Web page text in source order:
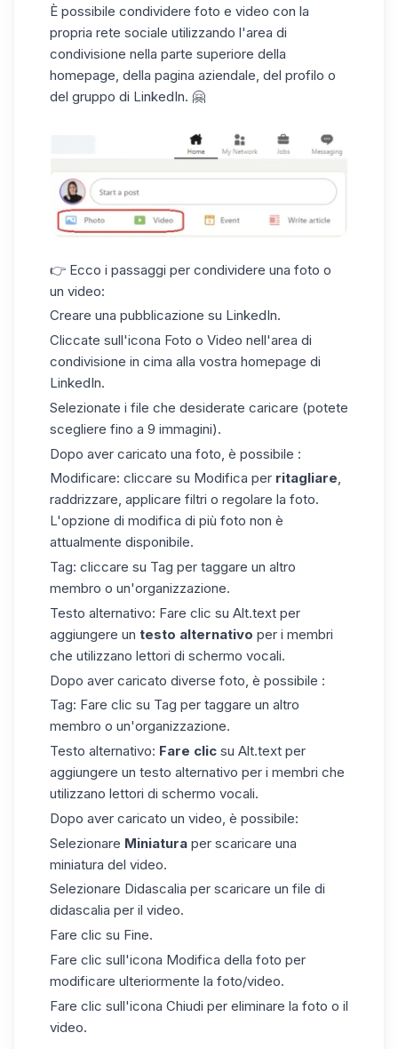
È possibile condividere foto e video con la
propria rete sociale utilizzando l'area di
condivisione nella parte superiore della
homepage, della pagina aziendale, del profilo o
del gruppo di LinkedIn. 🤗
👉 Ecco i passaggi per condividere una foto o
un video:
Creare una pubblicazione su LinkedIn.
Cliccate sull'icona Foto o Video nell'area di
condivisione in cima alla vostra homepage di
LinkedIn.
Selezionate i file che desiderate caricare (potete
scegliere fino a 9 immagini).
Dopo aver caricato una foto, è possibile :
Modificare: cliccare su Modifica per ritagliare,
raddrizzare, applicare filtri o regolare la foto.
L'opzione di modifica di più foto non è
attualmente disponibile.
Tag: cliccare su Tag per taggare un altro
membro o un'organizzazione.
Testo alternativo: Fare clic su Alt.text per
aggiungere un testo alternativo per i membri
che utilizzano lettori di schermo vocali.
Dopo aver caricato diverse foto, è possibile :
Tag: Fare clic su Tag per taggare un altro
membro o un'organizzazione.
Testo alternativo: Fare clic su Alt.text per
aggiungere un testo alternativo per i membri che
utilizzano lettori di schermo vocali.
Dopo aver caricato un video, è possibile:
Selezionare Miniatura per scaricare una
miniatura del video.
Selezionare Didascalia per scaricare un file di
didascalia per il video.
Fare clic su Fine.
Fare clic sull'icona Modifica della foto per
modificare ulteriormente la foto/video.
Fare clic sull'icona Chiudi per eliminare la foto o il
video.